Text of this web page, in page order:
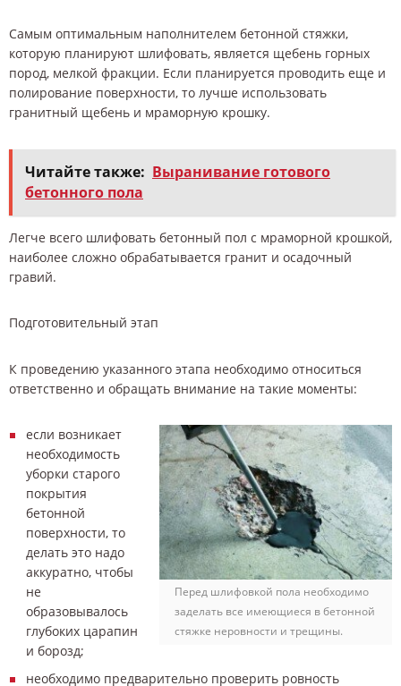
Самым оптимальным наполнителем бетонной стяжки,
которую планируют шлифовать, является щебень горных
пород, мелкой фракции. Если планируется проводить еще и
полирование поверхности, то лучше использовать
гранитный щебень и мраморную крошку.
Читайте также: Выранивание готового
бетонного пола
Легче всего шлифовать бетонный пол с мраморной крошкой,
наиболее сложно обрабатывается гранит и осадочный
гравий.
Подготовительный этап
К проведению указанного этапа необходимо относиться
ответственно и обращать внимание на такие моменты:
Перед шлифовкой пола необходимо
заделать все имеющиеся в бетонной
стяжке неровности и трещины.
если возникает
необходимость
уборки старого
покрытия
бетонной
поверхности, то
делать это надо
аккуратно, чтобы
не
образовывалось
глубоких царапин
и борозд;
необходимо предварительно проверить ровность